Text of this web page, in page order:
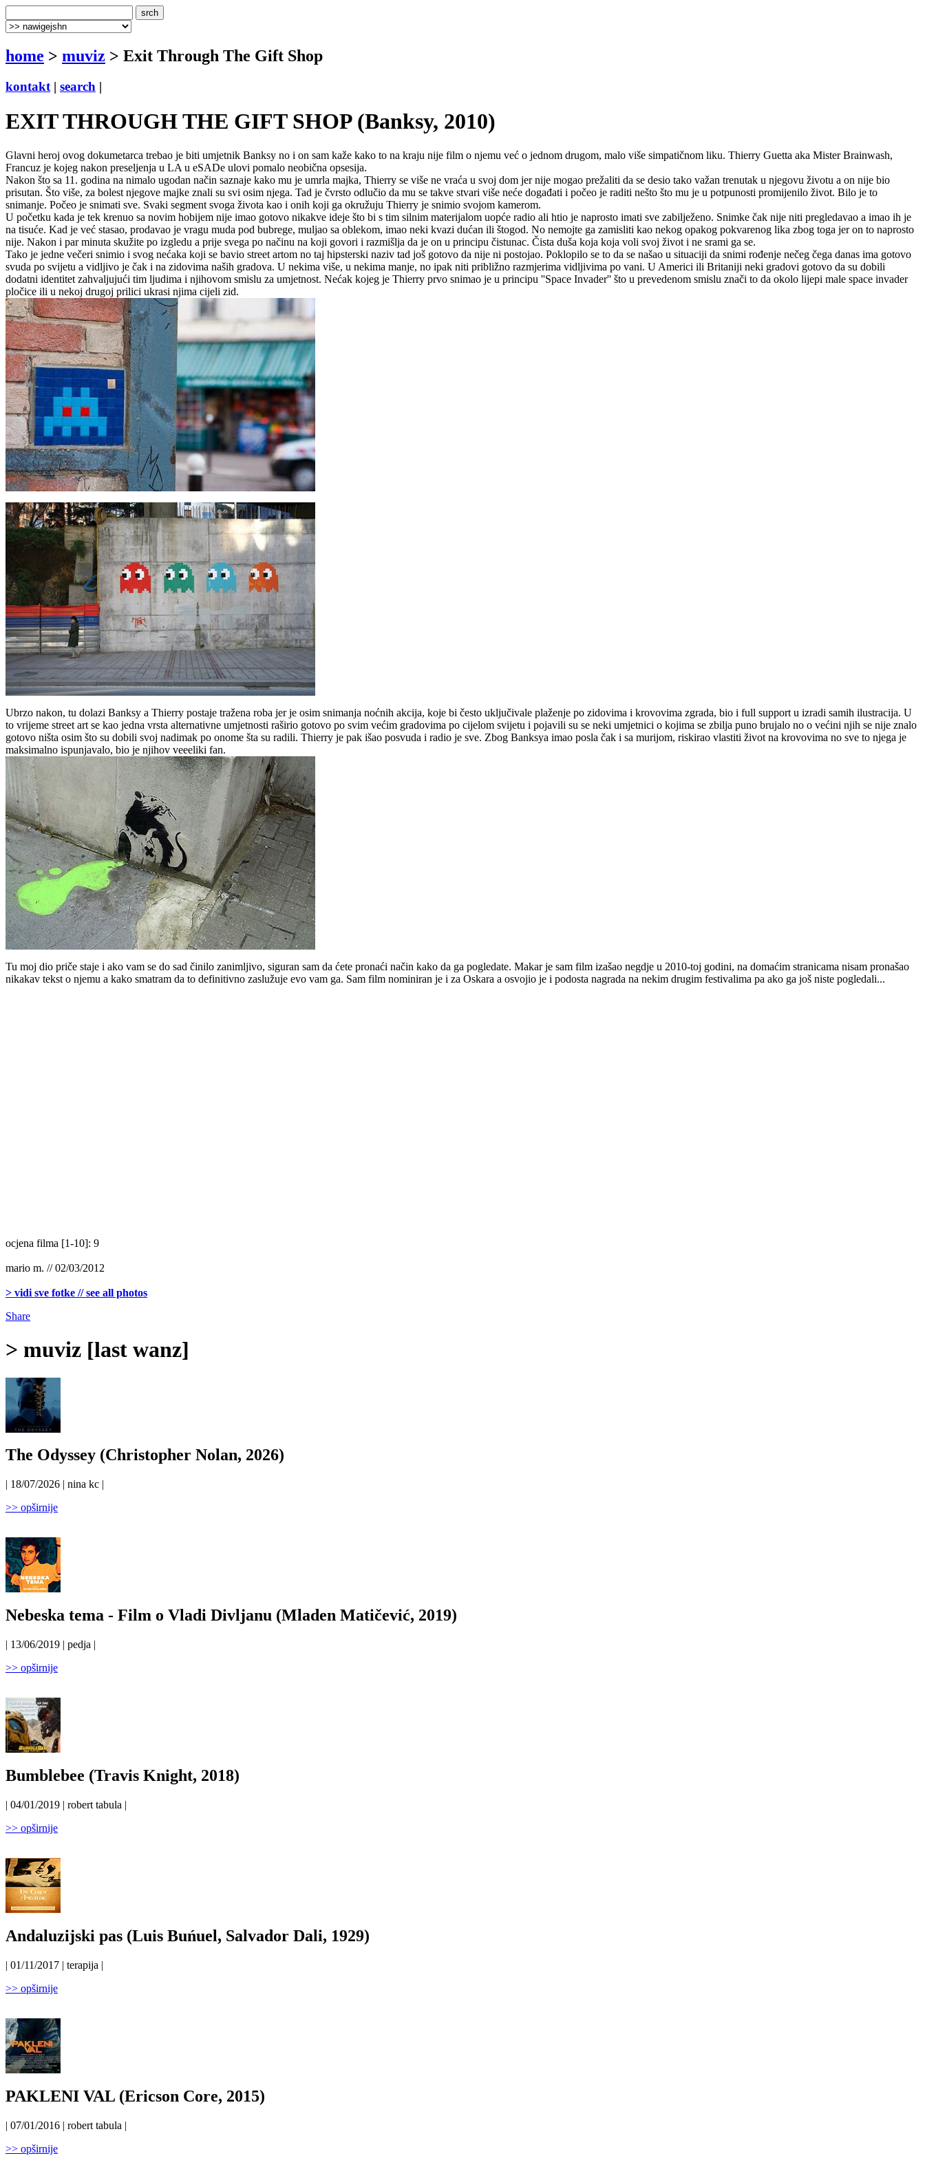
home > muviz > Exit Through The Gift Shop
kontakt | search |
EXIT THROUGH THE GIFT SHOP (Banksy, 2010)
Glavni heroj ovog dokumetarca trebao je biti umjetnik Banksy no i on sam kaže kako to na kraju nije film o njemu već o jednom drugom, malo više simpatičnom liku. Thierry Guetta aka Mister Brainwash,
Francuz je kojeg nakon preseljenja u LA u eSADe ulovi pomalo neobična opsesija.
Nakon što sa 11. godina na nimalo ugodan način saznaje kako mu je umrla majka, Thierry se više ne vraća u svoj dom jer nije mogao prežaliti da se desio tako važan trenutak u njegovu životu a on nije bio
prisutan. Što više, za bolest njegove majke znali su svi osim njega. Tad je čvrsto odlučio da mu se takve stvari više neće događati i počeo je raditi nešto što mu je u potpunosti promijenilo život. Bilo je to
snimanje. Počeo je snimati sve. Svaki segment svoga života kao i onih koji ga okružuju Thierry je snimio svojom kamerom.
U početku kada je tek krenuo sa novim hobijem nije imao gotovo nikakve ideje što bi s tim silnim materijalom uopće radio ali htio je naprosto imati sve zabilježeno. Snimke čak nije niti pregledavao a imao ih je
na tisuće. Kad je već stasao, prodavao je vragu muda pod bubrege, muljao sa oblekom, imao neki kvazi dućan ili štogod. No nemojte ga zamisliti kao nekog opakog pokvarenog lika zbog toga jer on to naprosto
nije. Nakon i par minuta skužite po izgledu a prije svega po načinu na koji govori i razmišlja da je on u principu čistunac. Čista duša koja koja voli svoj život i ne srami ga se.
Tako je jedne večeri snimio i svog nećaka koji se bavio street artom no taj hipsterski naziv tad još gotovo da nije ni postojao. Poklopilo se to da se našao u situaciji da snimi rođenje nečeg čega danas ima gotovo
svuda po svijetu a vidljivo je čak i na zidovima naših gradova. U nekima više, u nekima manje, no ipak niti približno razmjerima vidljivima po vani. U Americi ili Britaniji neki gradovi gotovo da su dobili
dodatni identitet zahvaljujući tim ljudima i njihovom smislu za umjetnost. Nećak kojeg je Thierry prvo snimao je u principu ''Space Invader'' što u prevedenom smislu znači to da okolo lijepi male space invader
pločice ili u nekoj drugoj prilici ukrasi njima cijeli zid.
Ubrzo nakon, tu dolazi Banksy a Thierry postaje tražena roba jer je osim snimanja noćnih akcija, koje bi često uključivale plaženje po zidovima i krovovima zgrada, bio i full support u izradi samih ilustracija. U
to vrijeme street art se kao jedna vrsta alternativne umjetnosti raširio gotovo po svim većim gradovima po cijelom svijetu i pojavili su se neki umjetnici o kojima se zbilja puno brujalo no o većini njih se nije znalo
gotovo ništa osim što su dobili svoj nadimak po onome šta su radili. Thierry je pak išao posvuda i radio je sve. Zbog Banksya imao posla čak i sa murijom, riskirao vlastiti život na krovovima no sve to njega je
maksimalno ispunjavalo, bio je njihov veeeliki fan.
Tu moj dio priče staje i ako vam se do sad činilo zanimljivo, siguran sam da ćete pronaći način kako da ga pogledate. Makar je sam film izašao negdje u 2010-toj godini, na domaćim stranicama nisam pronašao
nikakav tekst o njemu a kako smatram da to definitivno zaslužuje evo vam ga. Sam film nominiran je i za Oskara a osvojio je i podosta nagrada na nekim drugim festivalima pa ako ga još niste pogledali...
ocjena filma [1-10]: 9
mario m. // 02/03/2012
> vidi sve fotke // see all photos
Share
> muviz [last wanz]
The Odyssey (Christopher Nolan, 2026)
| 18/07/2026 | nina kc |
>> opširnije
Nebeska tema - Film o Vladi Divljanu (Mladen Matičević, 2019)
| 13/06/2019 | pedja |
>> opširnije
Bumblebee (Travis Knight, 2018)
| 04/01/2019 | robert tabula |
>> opširnije
Andaluzijski pas (Luis Buńuel, Salvador Dali, 1929)
| 01/11/2017 | terapija |
>> opširnije
PAKLENI VAL (Ericson Core, 2015)
| 07/01/2016 | robert tabula |
>> opširnije